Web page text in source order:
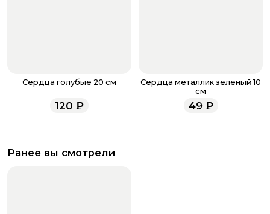
Сердца голубые 20 см
120 ₽
Сердца металлик зеленый 10
см
49₽
Ранее вы смотрели